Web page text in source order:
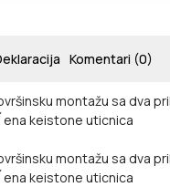
Komentari (0)
montažu sa dva
keistone uticnica
montažu sa dva
keistone uticnica